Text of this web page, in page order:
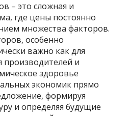
– это сложная и
где цены постоянно
множества факторов.
особенно
важно как для
производителей и
здоровье
экономик прямо
формируя
и определяя будущие